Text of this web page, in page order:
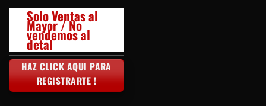
Solo Ventas al
Mayor / No
vendemos al
detal
HAZ CLICK AQUI PARA
REGISTRARTE !